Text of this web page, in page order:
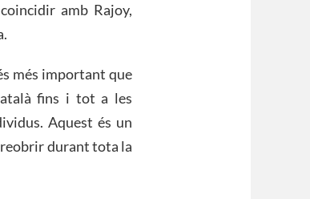
amb Rajoy,
més important que
fins i tot a les
Aquest és un
reobrir durant tota la